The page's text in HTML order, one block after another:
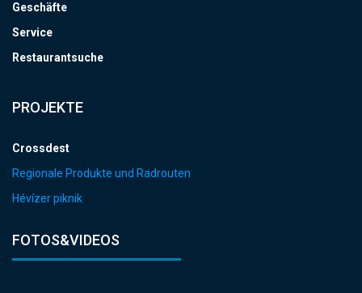
Geschäfte
Service
Restaurantsuche
PROJEKTE
Crossdest
Regionale Produkte und Radrouten
Hévízer piknik
FOTOS&VIDEOS